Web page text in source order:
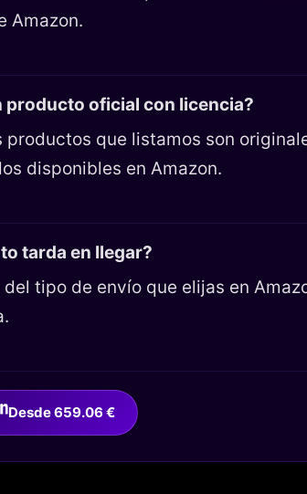
Amazon.
producto oficial con licencia?
productos que listamos son
disponibles en Amazon.
tarda en llegar?
del tipo de envío que elijas en
Desde 659.06 €